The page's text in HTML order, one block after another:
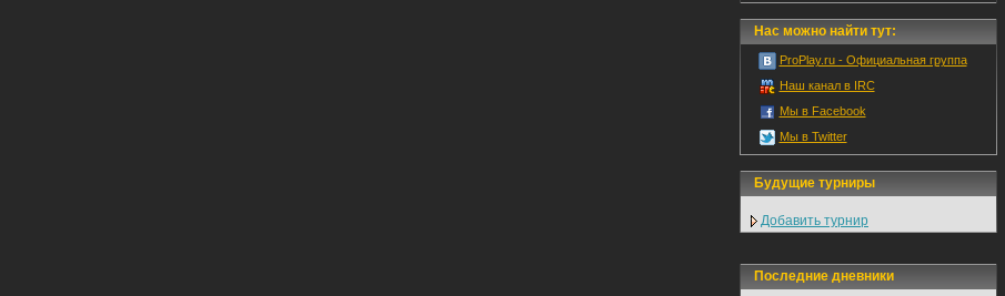
Нас можно найти тут:
ProPlay.ru - Официальная группа
Наш канал в IRC
Мы в Facebook
Мы в Twitter
Будущие турниры
Добавить турнир
Последние дневники